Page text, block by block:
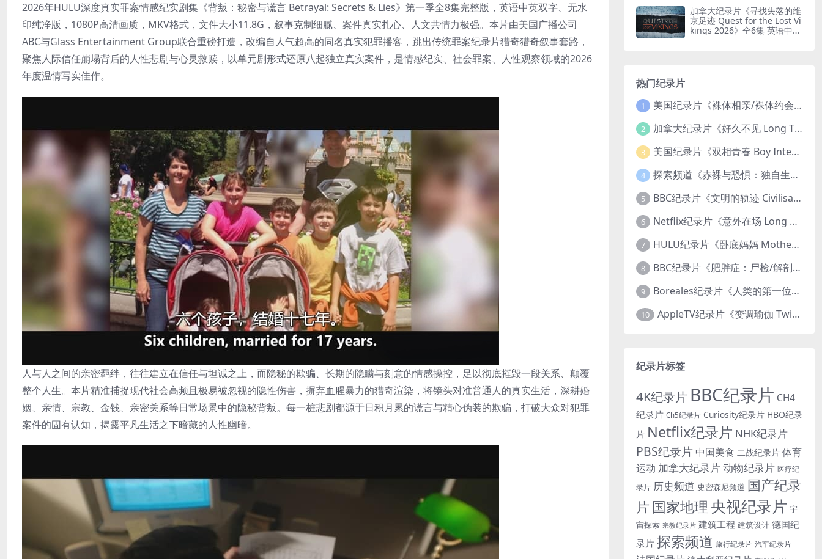
2026年HULU深度真实罪案情感纪实剧集《背叛：秘密与谎言 Betrayal: Secrets & Lies》第一季全8集完整版，英语中英双字、无水
印纯净版，1080P高清画质，MKV格式，文件大小11.8G，叙事克制细腻、案件真实扎心、人文共情力极强。本片由美国广播公司
ABC与Glass Entertainment Group联合重磅打造，改编自人气超高的同名真实犯罪播客，跳出传统罪案纪录片猎奇猎奇叙事套路，
聚焦人际信任崩塌背后的人性悲剧与心灵救赎，以单元剧形式还原八起独立真实案件，是情感纪实、社会罪案、人性观察领域的2026
年度温情写实佳作。
人与人之间的亲密羁绊，往往建立在信任与坦诚之上，而隐秘的欺骗、长期的隐瞒与刻意的情感操控，足以彻底摧毁一段关系、颠覆
整个人生。本片精准捕捉现代社会高频且极易被忽视的隐性伤害，摒弃血腥暴力的猎奇渲染，将镜头对准普通人的真实生活，深耕婚
姻、亲情、宗教、金钱、亲密关系等日常场景中的隐秘背叛。每一桩悲剧都源于日积月累的谎言与精心伪装的欺骗，打破大众对犯罪
案件的固有认知，揭露平凡生活之下暗藏的人性幽暗。
加拿大纪录片《寻找失落的维
京足迹 Quest for the Lost Vi
kings 2026》全6集 英语中英
热门纪录片
1 美国纪录片《裸体相亲/裸体约会 Dating Naked 2014-2016》第1-3季全33集 英语中英双字 无水印纯净版 1080P/MKV/85.6G 裸体相亲真人秀
2 加拿大纪录片《好久不见 Long Time Comin 1993》英语中英双字 官方纯净版 1080P/MKV/1G 女同性艺术家
3 美国纪录片《双相青春 Boy Interrupted 2009》英语中英双字 官方纯净版 1080P/MKV/1.43G 青少年躁郁症
4 探索频道《赤裸与恐惧：独自生存/赤裸荒野求生 Naked and Afraid: Solo 2023》第一季全8集 英语中英双字 官方纯净版 高码1080P/MKV/45.4G
5 BBC纪录片《文明的轨迹 Civilisations 1969》全13集 英语中英双字 高清收藏版 1080P/MKV/64.1G 西方艺术史话
6 Netflix纪录片《意外在场 Long Shot 2017》英语中字 720P/NKV/1.06GB 美国谋杀误判案件
7 HULU纪录片《卧底妈妈 Mother Undercover 2023》全4集 英语中英双字 官方纯净版 1080P/MKV/7.6G 拯救孩子
8 BBC纪录片《肥胖症：尸检/解剖肥胖 Obesity: The Post Mortem 2016》英语中英双字 无水印纯净版 1080P/MKV/1.03G
9 Boreales纪录片《人类的第一位动物朋友：人类和狗的神奇故事 Man’s First Friend 2018》英语中英双字 1080P/MP4/1.8G 狗的神奇故事
10 AppleTV纪录片《变调瑜伽 Twisted Yoga 2026》全3集 英语中英双字 无水印纯净版 1080P/MKV/10G 瑜伽大师背后的真相
纪录片标签
4K纪录片 BBC纪录片 CH4
纪录片 Ch5纪录片 Curiosity纪录片 HBO纪录
片 Netflix纪录片 NHK纪录片
PBS纪录片 中国美食 二战纪录片 体育
运动 加拿大纪录片动物纪录片 医疗纪
录片 历史频道 史密森尼频道 国产纪录
片 国家地理 央视纪录片 宇
宙探索 宗教纪录片 建筑工程 建筑设计 德国纪
录片 探索频道 旅行纪录片 汽车纪录片